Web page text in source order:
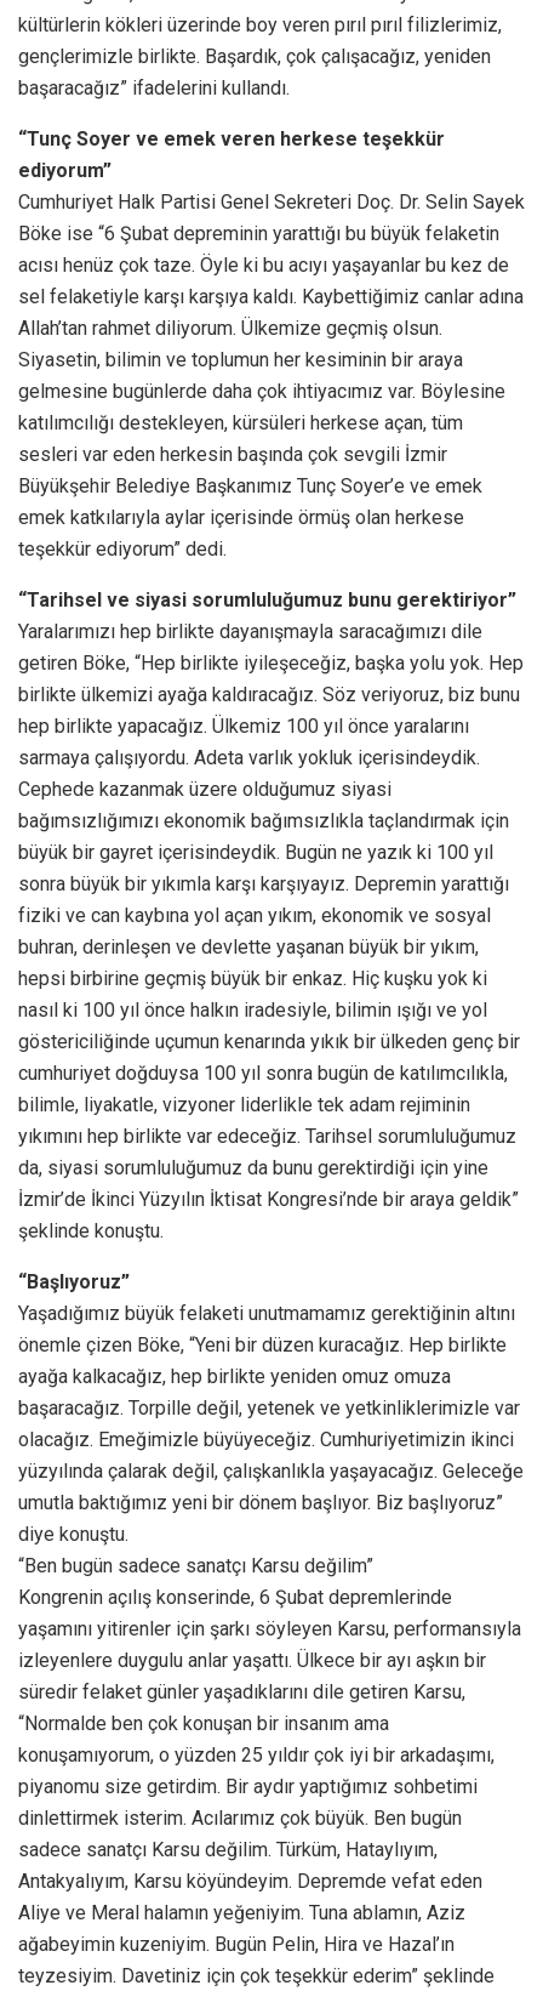
kültürlerin kökleri üzerinde boy veren pırıl pırıl filizlerimiz,
gençlerimizle birlikte. Başardık, çok çalışacağız, yeniden
başaracağız” ifadelerini kullandı.
“Tunç Soyer ve emek veren herkese teşekkür
ediyorum”
Cumhuriyet Halk Partisi Genel Sekreteri Doç. Dr. Selin Sayek
Böke ise “6 Şubat depreminin yarattığı bu büyük felaketin
acısı henüz çok taze. Öyle ki bu acıyı yaşayanlar bu kez de
sel felaketiyle karşı karşıya kaldı. Kaybettiğimiz canlar adına
Allah’tan rahmet diliyorum. Ülkemize geçmiş olsun.
Siyasetin, bilimin ve toplumun her kesiminin bir araya
gelmesine bugünlerde daha çok ihtiyacımız var. Böylesine
katılımcılığı destekleyen, kürsüleri herkese açan, tüm
sesleri var eden herkesin başında çok sevgili İzmir
Büyükşehir Belediye Başkanımız Tunç Soyer’e ve emek
emek katkılarıyla aylar içerisinde örmüş olan herkese
teşekkür ediyorum” dedi.
“Tarihsel ve siyasi sorumluluğumuz bunu gerektiriyor”
Yaralarımızı hep birlikte dayanışmayla saracağımızı dile
getiren Böke, “Hep birlikte iyileşeceğiz, başka yolu yok. Hep
birlikte ülkemizi ayağa kaldıracağız. Söz veriyoruz, biz bunu
hep birlikte yapacağız. Ülkemiz 100 yıl önce yaralarını
sarmaya çalışıyordu. Adeta varlık yokluk içerisindeydik.
Cephede kazanmak üzere olduğumuz siyasi
bağımsızlığımızı ekonomik bağımsızlıkla taçlandırmak için
büyük bir gayret içerisindeydik. Bugün ne yazık ki 100 yıl
sonra büyük bir yıkımla karşı karşıyayız. Depremin yarattığı
fiziki ve can kaybına yol açan yıkım, ekonomik ve sosyal
buhran, derinleşen ve devlette yaşanan büyük bir yıkım,
hepsi birbirine geçmiş büyük bir enkaz. Hiç kuşku yok ki
nasıl ki 100 yıl önce halkın iradesiyle, bilimin ışığı ve yol
göstericiliğinde uçumun kenarında yıkık bir ülkeden genç bir
cumhuriyet doğduysa 100 yıl sonra bugün de katılımcılıkla,
bilimle, liyakatle, vizyoner liderlikle tek adam rejiminin
yıkımını hep birlikte var edeceğiz. Tarihsel sorumluluğumuz
da, siyasi sorumluluğumuz da bunu gerektirdiği için yine
İzmir’de İkinci Yüzyılın İktisat Kongresi’nde bir araya geldik”
şeklinde konuştu.
“Başlıyoruz”
Yaşadığımız büyük felaketi unutmamamız gerektiğinin altını
önemle çizen Böke, “Yeni bir düzen kuracağız. Hep birlikte
ayağa kalkacağız, hep birlikte yeniden omuz omuza
başaracağız. Torpille değil, yetenek ve yetkinliklerimizle var
olacağız. Emeğimizle büyüyeceğiz. Cumhuriyetimizin ikinci
yüzyılında çalarak değil, çalışkanlıkla yaşayacağız. Geleceğe
umutla baktığımız yeni bir dönem başlıyor. Biz başlıyoruz”
diye konuştu.
“Ben bugün sadece sanatçı Karsu değilim”
Kongrenin açılış konserinde, 6 Şubat depremlerinde
yaşamını yitirenler için şarkı söyleyen Karsu, performansıyla
izleyenlere duygulu anlar yaşattı. Ülkece bir ayı aşkın bir
süredir felaket günler yaşadıklarını dile getiren Karsu,
“Normalde ben çok konuşan bir insanım ama
konuşamıyorum, o yüzden 25 yıldır çok iyi bir arkadaşımı,
piyanomu size getirdim. Bir aydır yaptığımız sohbetimi
dinlettirmek isterim. Acılarımız çok büyük. Ben bugün
sadece sanatçı Karsu değilim. Türküm, Hataylıyım,
Antakyalıyım, Karsu köyündeyim. Depremde vefat eden
Aliye ve Meral halamın yeğeniyim. Tuna ablamın, Aziz
ağabeyimin kuzeniyim. Bugün Pelin, Hira ve Hazal’ın
teyzesiyim. Davetiniz için çok teşekkür ederim” şeklinde